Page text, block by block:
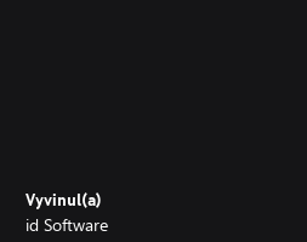
Vyvinul(a)
id Software